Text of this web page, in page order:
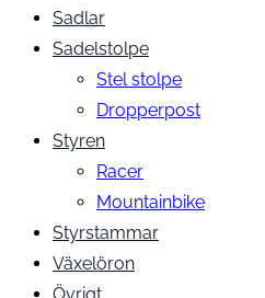
Sadlar
Sadelstolpe
Stel stolpe
Dropperpost
Styren
Racer
Mountainbike
Styrstammar
Växelöron